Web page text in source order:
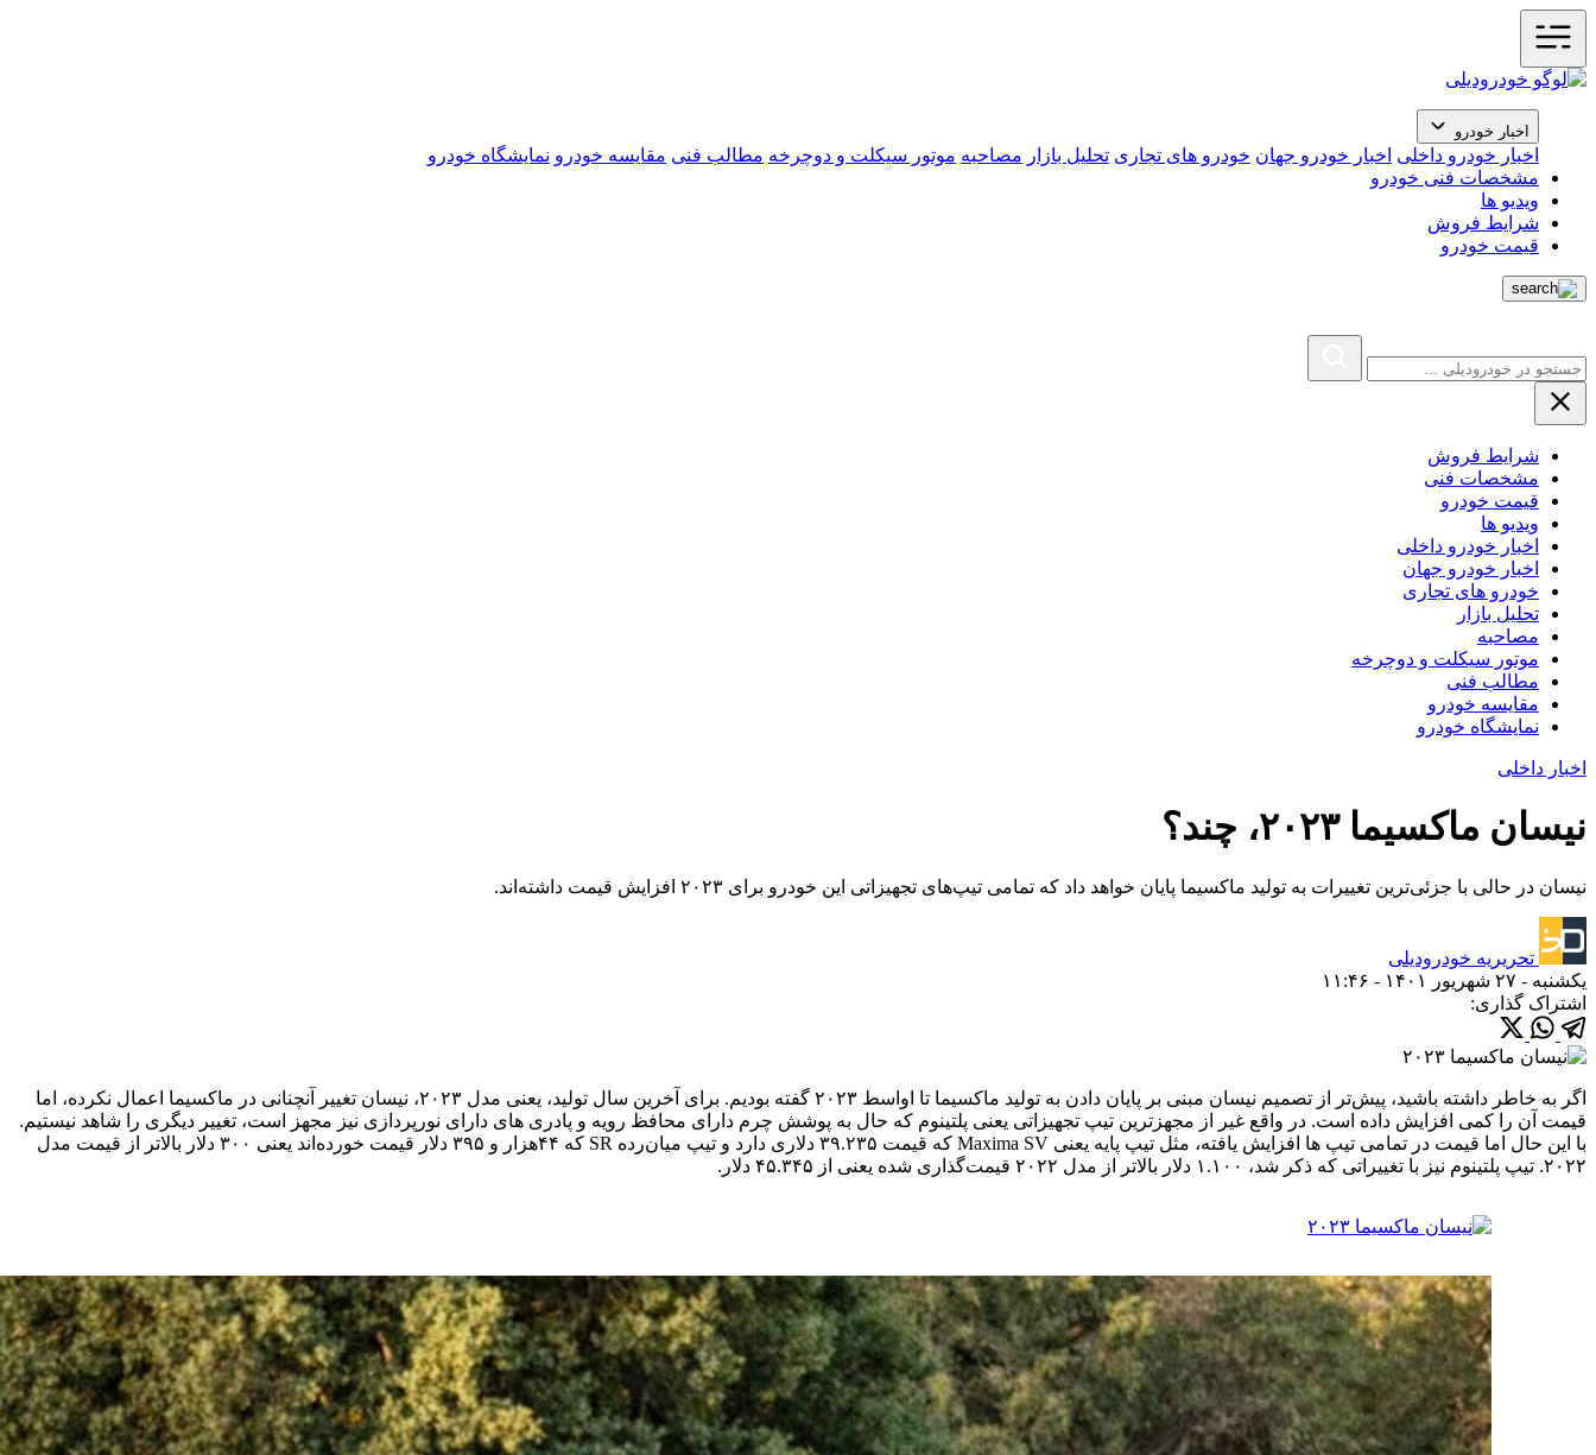
اخبار خودرو
اخبار خودرو داخلی اخبار خودرو جهان خودرو های تجاری تحلیل بازار مصاحبه موتور سیکلت و دوچرخه مطالب فنی مقایسه خودرو نمایشگاه خودرو
مشخصات فنی خودرو
ویدیو ها
شرایط فروش
قیمت خودرو
شرایط فروش
مشخصات فنی
قیمت خودرو
ویدیو ها
اخبار خودرو داخلی
اخبار خودرو جهان
خودرو های تجاری
تحلیل بازار
مصاحبه
موتور سیکلت و دوچرخه
مطالب فنی
مقایسه خودرو
نمایشگاه خودرو
اخبار داخلی
نیسان ماکسیما ۲۰۲۳، چند؟
نیسان در حالی با جزئی‌ترین تغییرات به تولید ماکسیما پایان خواهد داد که تمامی تیپ‌های تجهیزاتی این خودرو برای ۲۰۲۳ افزایش قیمت داشته‌اند.
تحریریه خودرودیلی
یکشنبه - ۲۷ شهریور ۱۴۰۱ - ۱۱:۴۶
اشتراک گذاری:
اگر به خاطر داشته باشید، پیش‌تر از تصمیم نیسان مبنی بر پایان دادن به تولید ماکسیما تا اواسط ۲۰۲۳ گفته بودیم. برای آخرین سال تولید، یعنی مدل ۲۰۲۳، نیسان تغییر آنچنانی در ماکسیما اعمال نکرده، اما
قیمت آن را کمی افزایش داده است. در واقع غیر از مجهزترین تیپ تجهیزاتی یعنی پلتینوم که حال به پوشش چرم دارای محافظ رویه و پادری های دارای نورپردازی نیز مجهز است، تغییر دیگری را شاهد نیستیم.
با این حال اما قیمت در تمامی تیپ ها افزایش یافته، مثل تیپ پایه یعنی Maxima SV که قیمت ۳۹.۲۳۵ دلاری دارد و تیپ میان‌رده SR که ۴۴هزار و ۳۹۵ دلار قیمت خورده‌اند یعنی ۳۰۰ دلار بالاتر از قیمت مدل
۲۰۲۲. تیپ پلتینوم نیز با تغییراتی که ذکر شد، ۱.۱۰۰ دلار بالاتر از مدل ۲۰۲۲ قیمت‌گذاری شده یعنی از ۴۵.۳۴۵ دلار.